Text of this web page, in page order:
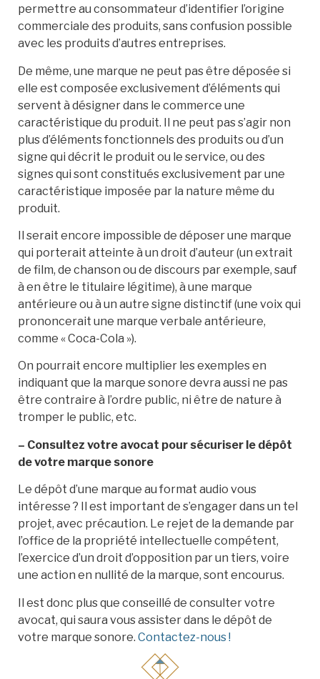
permettre au consommateur d’identifier l’origine
commerciale des produits, sans confusion possible
avec les produits d’autres entreprises.
De même, une marque ne peut pas être déposée si
elle est composée exclusivement d’éléments qui
servent à désigner dans le commerce une
caractéristique du produit. Il ne peut pas s’agir non
plus d’éléments fonctionnels des produits ou d’un
signe qui décrit le produit ou le service, ou des
signes qui sont constitués exclusivement par une
caractéristique imposée par la nature même du
produit.
Il serait encore impossible de déposer une marque
qui porterait atteinte à un droit d’auteur (un extrait
de film, de chanson ou de discours par exemple, sauf
à en être le titulaire légitime), à une marque
antérieure ou à un autre signe distinctif (une voix qui
prononcerait une marque verbale antérieure,
comme « Coca-Cola »).
On pourrait encore multiplier les exemples en
indiquant que la marque sonore devra aussi ne pas
être contraire à l’ordre public, ni être de nature à
tromper le public, etc.
– Consultez votre avocat pour sécuriser le dépôt
de votre marque sonore
Le dépôt d’une marque au format audio vous
intéresse ? Il est important de s’engager dans un tel
projet, avec précaution. Le rejet de la demande par
l’office de la propriété intellectuelle compétent,
l’exercice d’un droit d’opposition par un tiers, voire
une action en nullité de la marque, sont encourus.
Il est donc plus que conseillé de consulter votre
avocat, qui saura vous assister dans le dépôt de
votre marque sonore. Contactez-nous !